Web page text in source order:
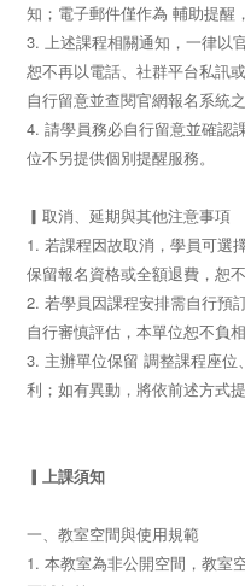
知；電子郵件僅作為 輔助提醒
3. 上述課程相關通知，一律以
恕不再以電話、社群平台私訊
自行留意並查閱官網報名系統之
4. 請學員務必自行留意並確認
位不另提供個別提醒服務。
▎取消、延期與其他注意事項
1. 若課程因故取消，學員可選
保留報名資格或全額退費，恕
2. 若學員因課程安排需自行預
自行審慎評估，本單位恕不負
3. 主辦單位保留 調整課程座
利；如有異動，將依前述方式提
▎上課須知
一、教室空間與使用規範
1. 本教室為非公開空間，教室